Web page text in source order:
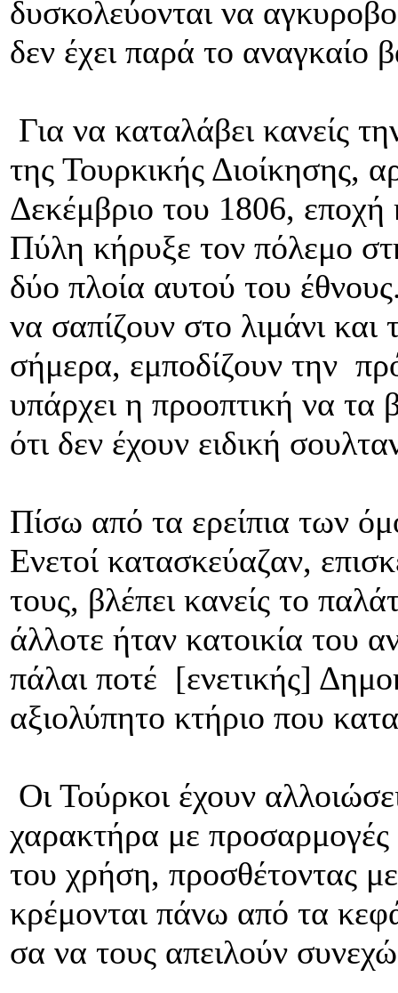
δυσκολεύονται να
δεν έχει παρά το αναγκαίο
Για να καταλάβει κανείς
της Τουρκικής Διοίκησης,
Δεκέμβριο του 1806,
Πύλη κήρυξε τον πόλεμο
δύο πλοία αυτού του
να σαπίζουν στο λιμάνι
σήμερα, εμποδίζουν την
υπάρχει η προοπτική να τα
ότι δεν έχουν ειδική
Πίσω από τα ερείπια των
Ενετοί κατασκεύαζαν,
τους, βλέπει κανείς το
άλλοτε ήταν κατοικία του
πάλαι ποτέ [ενετικής]
αξιολύπητο κτήριο που
Οι Τούρκοι έχουν
χαρακτήρα με
του χρήση, προσθέτοντας
κρέμονται πάνω από τα
σα να τους απειλούν